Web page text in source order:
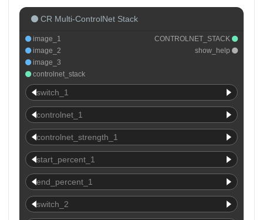
CR Multi-ControlNet Stack
image_1
image_2
image_3
controlnet_stack
CONTROLNET_STACK
show_help
switch_1
controlnet_1
controlnet_strength_1
start_percent_1
end_percent_1
switch_2